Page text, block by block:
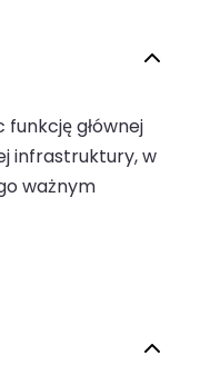
głównej
infrastruktury, w
ważnym